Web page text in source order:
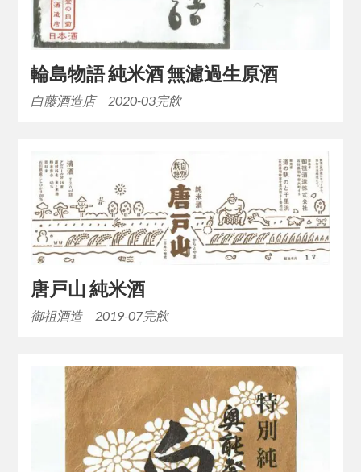
輪島物語 純米酒 無濾過生原酒
白藤酒造店 2020-03完飲
唐戸山 純米酒
御祖酒造 2019-07完飲